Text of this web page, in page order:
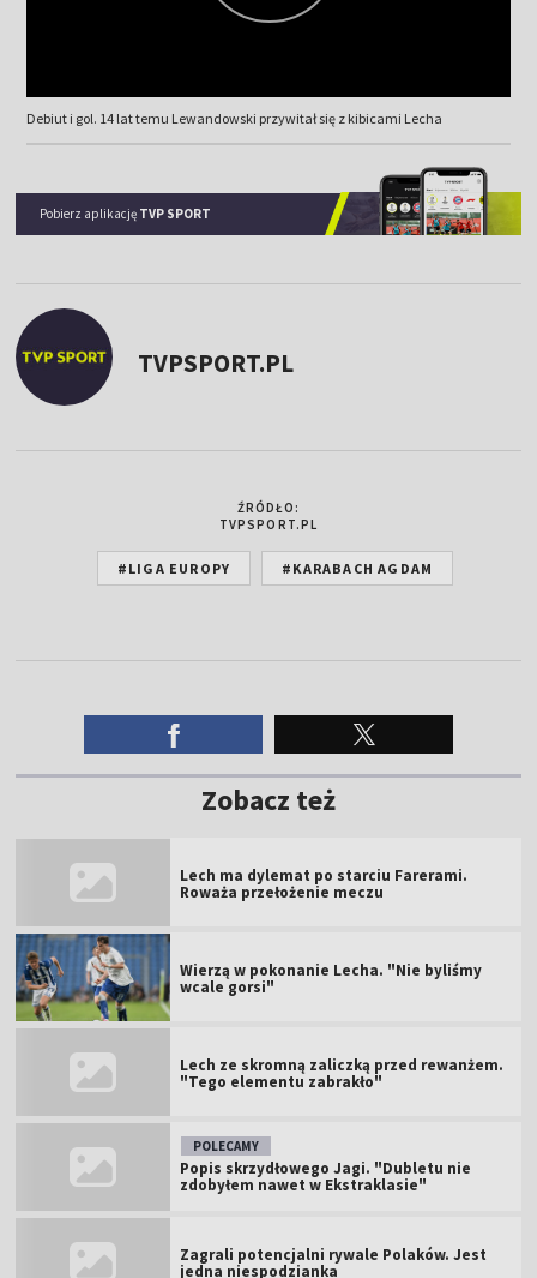
Debiut i gol. 14 lat temu Lewandowski przywitał się z kibicami Lecha
Pobierz aplikację TVP SPORT
TVPSPORT.PL
ŹRÓDŁO:
TVPSPORT.PL
#LIGA EUROPY #KARABACH AGDAM
Zobacz też
Lech ma dylemat po starciu Farerami.
Roważa przełożenie meczu
Wierzą w pokonanie Lecha. "Nie byliśmy
wcale gorsi"
Lech ze skromną zaliczką przed rewanżem.
"Tego elementu zabrakło"
POLECAMY
Popis skrzydłowego Jagi. "Dubletu nie
zdobyłem nawet w Ekstraklasie"
Zagrali potencjalni rywale Polaków. Jest
jedna niespodzianka